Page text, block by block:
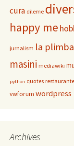
cura dileme
happy me
jurnalism la
masini mediawiki
python quotes restaurante
vwforum wordpress
Archives